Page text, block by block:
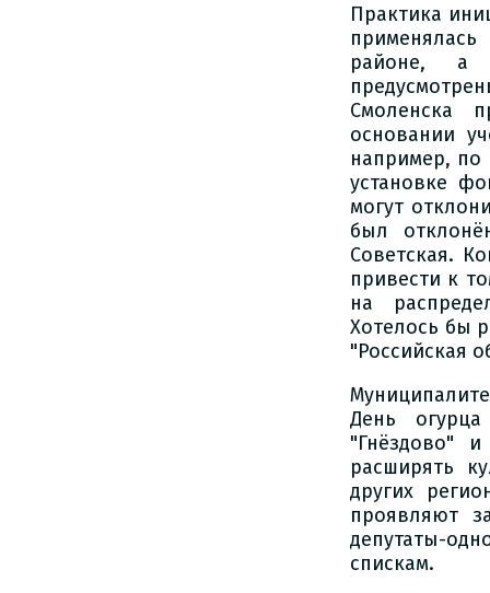
Практика
районе, а
Смоленска
основании
например, по
установке
могут
был
Советская.
привести к
на
Хотелось бы
"Российская
День
"Гнёздово"
расширять
других
проявляют
депутаты-
спискам.